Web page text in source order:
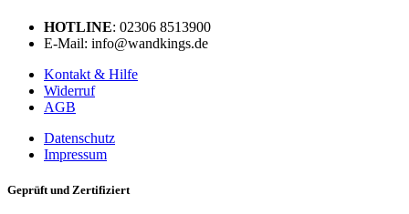
HOTLINE: 02306 8513900
E-Mail: info@wandkings.de
Kontakt & Hilfe
Widerruf
AGB
Datenschutz
Impressum
Geprüft und Zertifiziert